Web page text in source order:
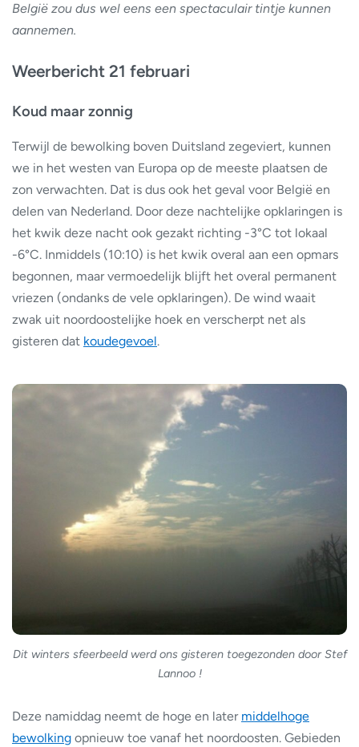
België zou dus wel eens een spectaculair tintje kunnen
aannemen.
Weerbericht 21 februari
Koud maar zonnig
Terwijl de bewolking boven Duitsland zegeviert, kunnen
we in het westen van Europa op de meeste plaatsen de
zon verwachten. Dat is dus ook het geval voor België en
delen van Nederland. Door deze nachtelijke opklaringen is
het kwik deze nacht ook gezakt richting -3°C tot lokaal
-6°C. Inmiddels (10:10) is het kwik overal aan een opmars
begonnen, maar vermoedelijk blijft het overal permanent
vriezen (ondanks de vele opklaringen). De wind waait
zwak uit noordoostelijke hoek en verscherpt net als
gisteren dat koudegevoel.
Dit winters sfeerbeeld werd ons gisteren toegezonden door Stef
Lannoo !
Deze namiddag neemt de hoge en later middelhoge
bewolking opnieuw toe vanaf het noordoosten. Gebieden